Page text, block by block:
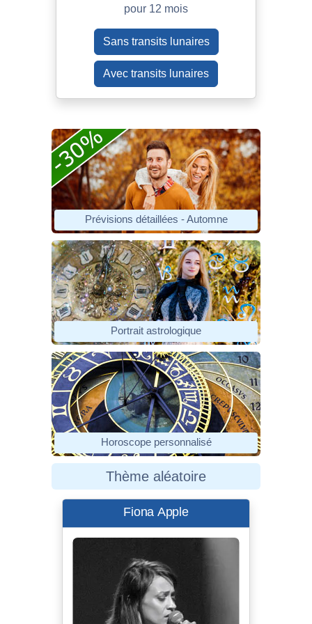
pour 12 mois
Sans transits lunaires
Avec transits lunaires
Prévisions détaillées - Automne
Portrait astrologique
Horoscope personnalisé
Thème aléatoire
Fiona Apple